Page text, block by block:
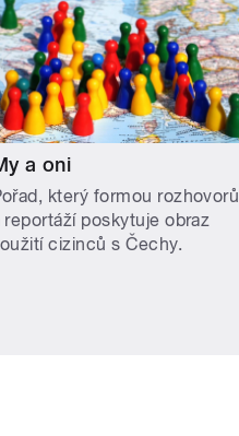
a oni
který formou rozhovorů
reportáží poskytuje obraz
cizinců s Čechy.